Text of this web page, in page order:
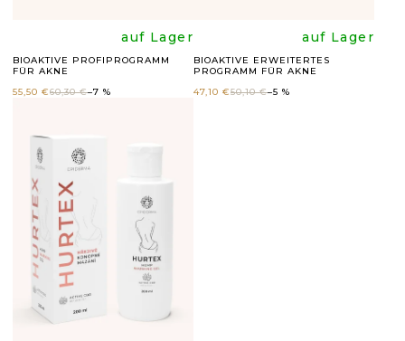
O
D
BIOAKTIVE PROFIPROGRAMM
FÜR AKNE
Die
ist
4,5
von
5
auf Lager
55,50 €60,30 €–7 %
BIOAKTIVE ERWEITERTES
PROGRAMM FÜR AKNE
Die
auf Lager
47,10 €50,10 €–5 %